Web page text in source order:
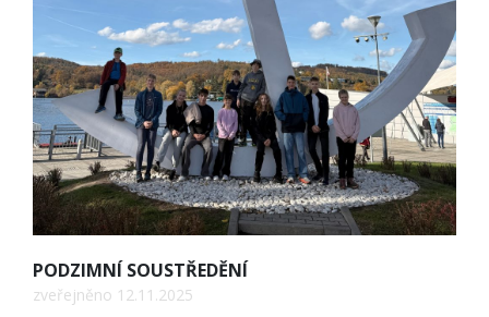
PODZIMNÍ SOUSTŘEDĚNÍ
zveřejněno 12.11.2025